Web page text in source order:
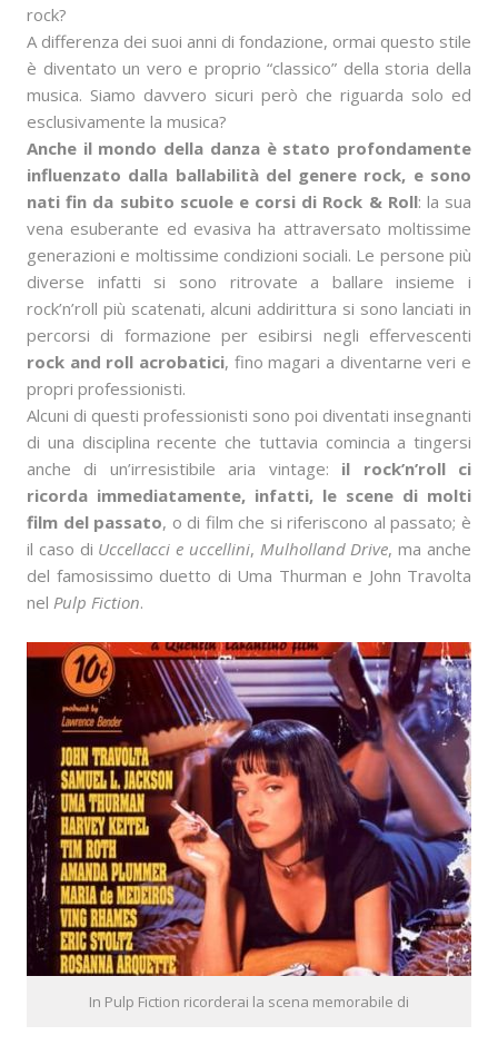
rock?
A differenza dei suoi anni di fondazione, ormai questo stile
è diventato un vero e proprio “classico” della storia della
musica. Siamo davvero sicuri però che riguarda solo ed
esclusivamente la musica?
Anche il mondo della danza è stato profondamente
influenzato dalla ballabilità del genere rock, e sono
nati fin da subito scuole e corsi di Rock & Roll: la sua
vena esuberante ed evasiva ha attraversato moltissime
generazioni e moltissime condizioni sociali. Le persone più
diverse infatti si sono ritrovate a ballare insieme i
rock’n’roll più scatenati, alcuni addirittura si sono lanciati in
percorsi di formazione per esibirsi negli effervescenti
rock and roll acrobatici, fino magari a diventarne veri e
propri professionisti.
Alcuni di questi professionisti sono poi diventati insegnanti
di una disciplina recente che tuttavia comincia a tingersi
anche di un’irresistibile aria vintage: il rock’n’roll ci
ricorda immediatamente, infatti, le scene di molti
film del passato, o di film che si riferiscono al passato; è
il caso di Uccellacci e uccellini, Mulholland Drive, ma anche
del famosissimo duetto di Uma Thurman e John Travolta
nel Pulp Fiction.
In Pulp Fiction ricorderai la scena memorabile di